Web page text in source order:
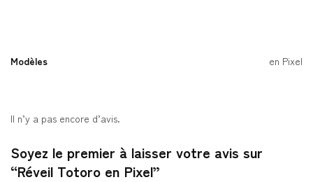
Modèles en Pixel
Il n’y a pas encore d’avis.
Soyez le premier à laisser votre avis sur
“Réveil Totoro en Pixel”